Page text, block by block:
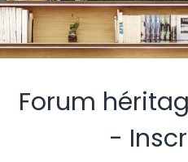
Forum
-